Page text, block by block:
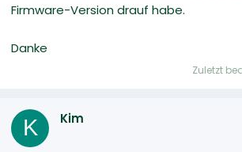
Firmware-Version drauf habe.
Danke
Zuletzt
K Kim